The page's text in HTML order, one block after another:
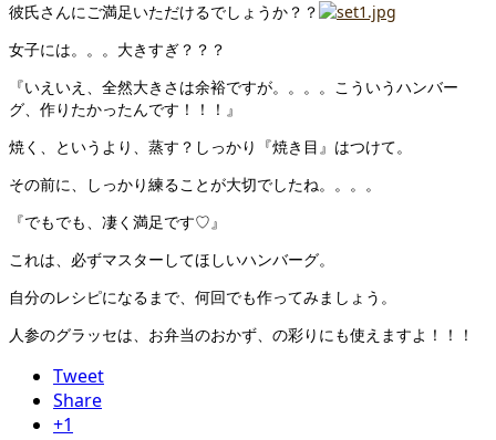
彼氏さんにご満足いただけるでしょうか？？
女子には。。。大きすぎ？？？
『いえいえ、全然大きさは余裕ですが。。。。こういうハンバー
グ、作りたかったんです！！！』
焼く、というより、蒸す？しっかり『焼き目』はつけて。
その前に、しっかり練ることが大切でしたね。。。。
『でもでも、凄く満足です♡』
これは、必ずマスターしてほしいハンバーグ。
自分のレシピになるまで、何回でも作ってみましょう。
人参のグラッセは、お弁当のおかず、の彩りにも使えますよ！！！
Tweet
Share
+1